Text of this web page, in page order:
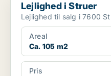
Lejlighed i Struer
Areal
Ca. 105 m2
Pris